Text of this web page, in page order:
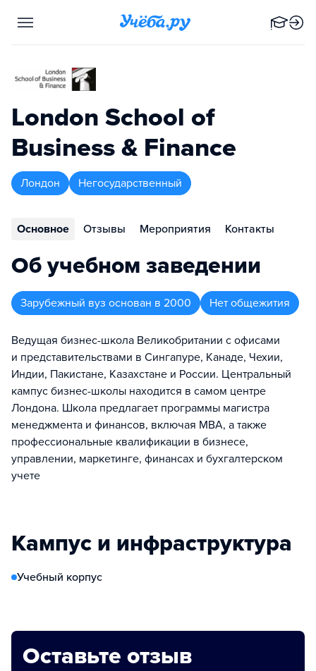
London School of
Business & Finance
Лондон Негосударственный
Основное Отзывы Мероприятия Контакты
Об учебном заведении
Зарубежный вуз основан в 2000 Нет общежития
Ведущая бизнес-школа Великобритании с офисами
и представительствами в Сингапуре, Канаде, Чехии,
Индии, Пакистане, Казахстане и России. Центральный
кампус бизнес-школы находится в самом центре
Лондона. Школа предлагает программы магистра
менеджмента и финансов, включая MBA, а также
профессиональные квалификации в бизнесе,
управлении, маркетинге, финансах и бухгалтерском
учете
Кампус и инфраструктура
Учебный корпус
Оставьте отзыв